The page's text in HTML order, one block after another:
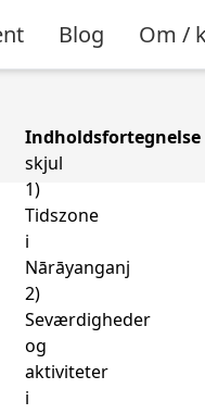
Blog Om /
Indholdsfortegnelse
skjul
1)
Tidszone
i
Nārāyanganj
2)
Seværdigheder
og
aktiviteter
i